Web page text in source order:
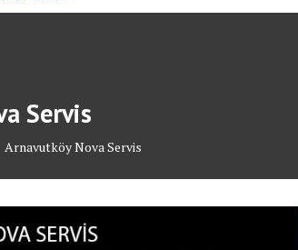
Servis
Arnavutköy Nova Servis